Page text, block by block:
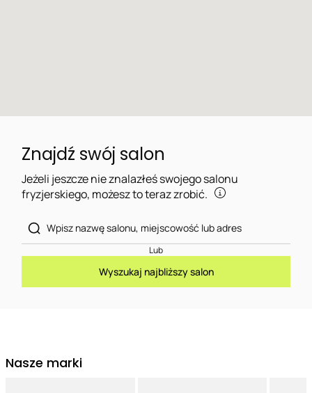
Znajdź swój salon
Jeżeli jeszcze nie znalazłeś swojego salonu
fryzjerskiego, możesz to teraz zrobić.
Lub
Wyszukaj najbliższy salon
Nasze marki